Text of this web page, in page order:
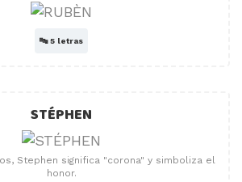
🔤5 letras
STÉPHEN
Stephen significa "corona" y simboliza el
honor.